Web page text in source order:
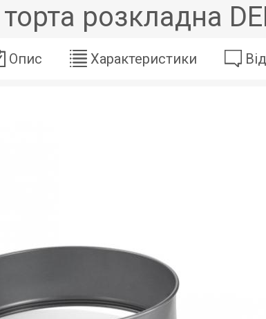
розкладна
Опис Характеристики